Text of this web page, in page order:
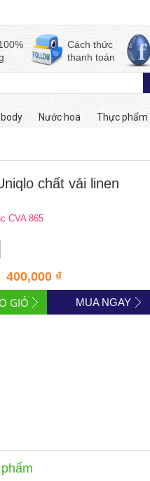
Cách thức
thanh toán
Nước hoa Thực phẩm
chất vải linen
CVA 865
400,000 ₫
MUA NGAY